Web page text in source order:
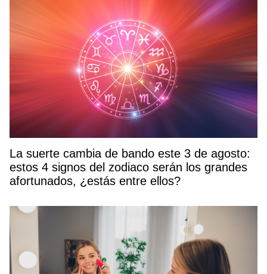
La suerte cambia de bando este 3 de agosto:
estos 4 signos del zodiaco serán los grandes
afortunados, ¿estás entre ellos?